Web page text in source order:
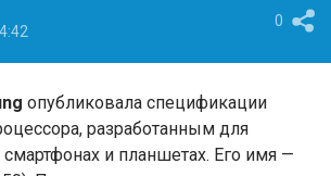
0
опубликовала спецификации
разработанным для
и планшетах. Его имя —